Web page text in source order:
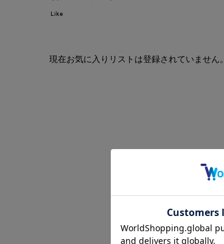
Like
現在お気に入りリストは登録されていません。